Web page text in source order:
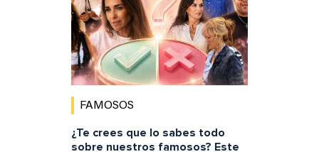
FAMOSOS
¿Te crees que lo sabes todo
sobre nuestros famosos? Este